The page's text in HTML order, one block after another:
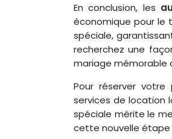
En conclusion, les
économique pour le
spéciale,
recherchez une
mariage mémorable
Pour réserver
services de location
spéciale mérite le
cette nouvelle étape